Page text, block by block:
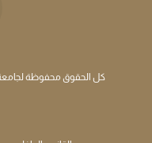
كل الحقوق محفوظة لجامعة